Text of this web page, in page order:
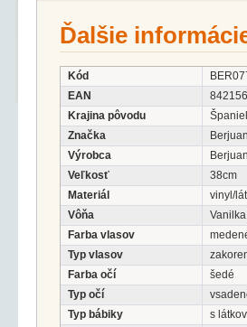
Ďalšie
Kód
EAN
Krajina pôvodu
Značka
Berjuan
Výrobca
Veľkosť
38cm
Materiál
vinyl/
Vôňa
Farba vlasov
Typ vlasov
Farba očí
šedé
Typ očí
Typ bábiky
s